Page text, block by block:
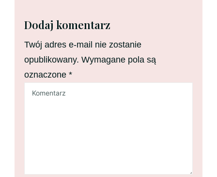
Dodaj komentarz
Twój adres e-mail nie zostanie
opublikowany. Wymagane pola są
oznaczone *